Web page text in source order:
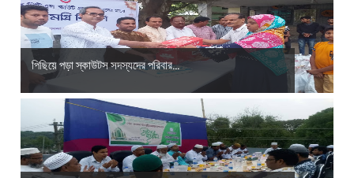
পিছিয়ে পড়া স্কাউটস সদস্যদের পরিবার...